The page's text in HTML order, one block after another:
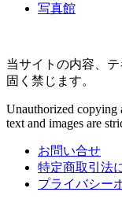
写真館
当サイトの内容、
固く禁じます。
Unauthorized copying
text and images are
お問い合せ
特定商取引法
プライバシー